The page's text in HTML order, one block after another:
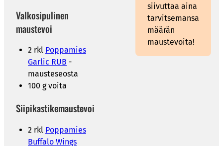
Valkosipulinen
maustevoi
2 rkl Poppamies
Garlic RUB -
mausteseosta
100 g voita
Siipikastikemaustevoi
2 rkl Poppamies
Buffalo Wings
siivuttaa aina
tarvitsemansa
määrän
maustevoita!